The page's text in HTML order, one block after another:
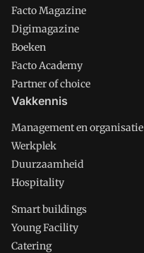
Facto Magazine
Digimagazine
Boeken
Facto Academy
Partner of choice
Vakkennis
Management en organisatie
Werkplek
Duurzaamheid
Hospitality
Smart buildings
Young Facility
Catering